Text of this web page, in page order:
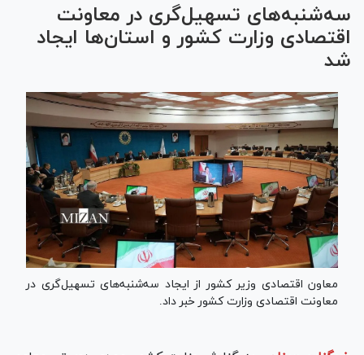
سه‌شنبه‌های تسهیل‌گری در معاونت
اقتصادی وزارت کشور و استان‌ها ایجاد
شد
معاون اقتصادی وزیر کشور از ایجاد سه‌شنبه‌های تسهیل‌گری در
معاونت اقتصادی وزارت کشور خبر داد.